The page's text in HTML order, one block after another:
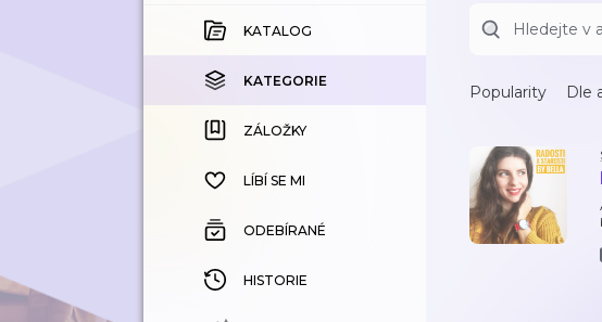
KOUPENÉ
KATEGORIE
ZÁLOŽKY
HISTORIE
KATALOG
KATEGORIE
ZÁLOŽKY
LÍBÍ SE MI
ODEBÍRANÉ
HISTORIE
Popularity Dle